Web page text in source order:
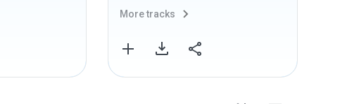
More tracks